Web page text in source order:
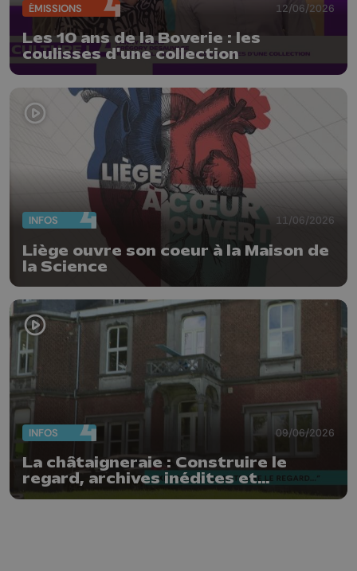
ÉMISSIONS 12/06/2026
Les 10 ans de la Boverie : les
coulisses d'une collection
INFOS 11/06/2026
Liège ouvre son coeur à la Maison de
la Science
INFOS 09/06/2026
La châtaigneraie : Construire le
regard, archives inédites et
photographies contemporaines